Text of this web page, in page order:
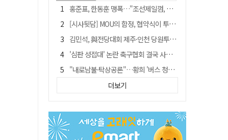
홍준표, 한동훈 맹폭…"조선제일껌, 권력에 살고 권력에 죽었다"
[시사뒷담] MOU의 함정, 협약식이 투자 확정은 아니긴 해
김민석, 與전당대회 제주·인천 당원투표서 승리…누적 득표는 '초박빙'
'심판 성접대' 논란 축구협회 결국 사과…"깊이 반성, 쇄신하겠다"
"내로남불·탁상공론"…황희 '버스 청년주택' 제안에 與 내부서도 쓴소리
"경로당 통장에 비밀번호가 적혀 있다"…전국 돌며 경로당 13곳 턴 30대 구속
예안향교 대성전, '국가지정 보물로 지정'
휠체어 환자 발로 밀어 숨지게 한 70대 간병인…2심도 집행유예
더보기